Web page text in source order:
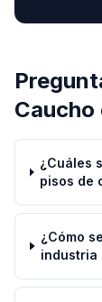
Caucho
¿Cuáles
pisos de
¿Cómo
industria